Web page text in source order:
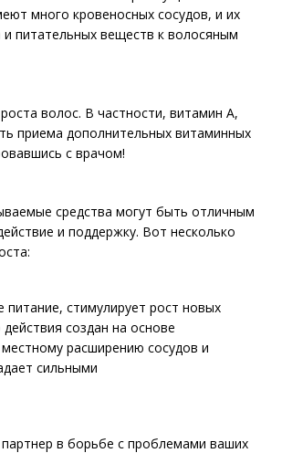
много кровеносных сосудов, и их
питательных веществ к волосяным
волос. В частности, витамин А,
приема дополнительных витаминных
с врачом!
средства могут быть отличным
и поддержку. Вот несколько
стимулирует рост новых
создан на основе
расширению сосудов и
сильными
в борьбе с проблемами ваших